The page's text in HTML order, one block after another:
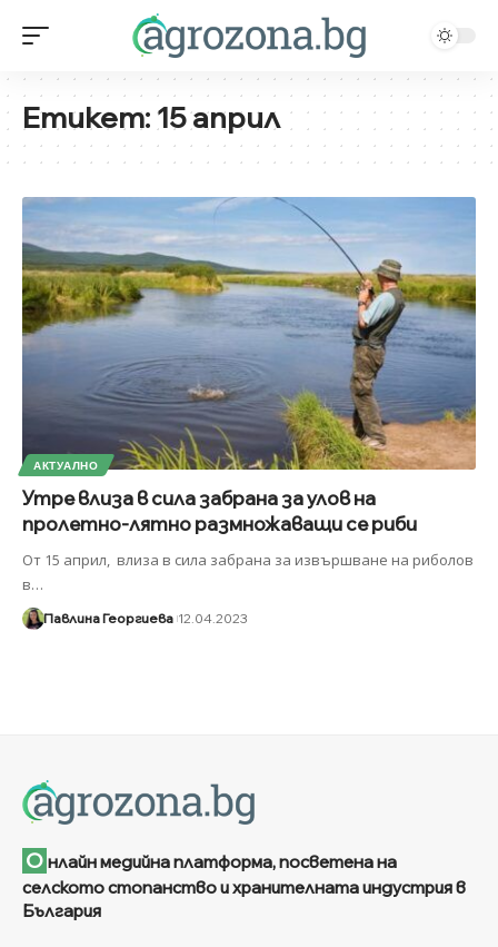
Етикет:15 април
АКТУАЛНО
Утре влиза в сила забрана за улов на
пролетно-лятно размножаващи се риби
От 15 април, влиза в сила забрана за извършване на риболов
в…
Павлина Георгиева 12.04.2023
О нлайн медийна платформа, посветена на
селското стопанство и хранителната индустрия в
България